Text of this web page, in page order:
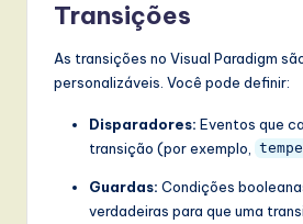
Transições
As transições no Visual Paradigm
personalizáveis. Você pode definir:
Disparadores: Eventos que
transição (por exemplo,
Guardas: Condições
verdadeiras para que uma